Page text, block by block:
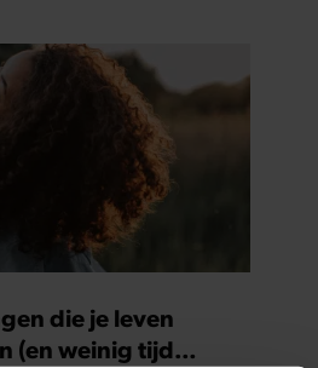
die je leven
(en weinig tijd